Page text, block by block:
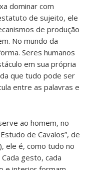
dominar com
de sujeito, ele
de produção
No mundo da
Seres humanos
em sua própria
que tudo pode ser
entre as palavras e
ao homem, no
de Cavalos”, de
ele é, como tudo no
Cada gesto, cada